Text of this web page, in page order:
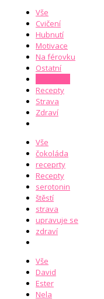
Vše
Cvičení
Hubnutí
Motivace
Na férovku
Ostatní
Recepty
Strava
Zdraví
Vše
čokoláda
receprty
Recepty
serotonin
štěstí
strava
upravuje se
zdraví
Vše
David
Ester
Nela